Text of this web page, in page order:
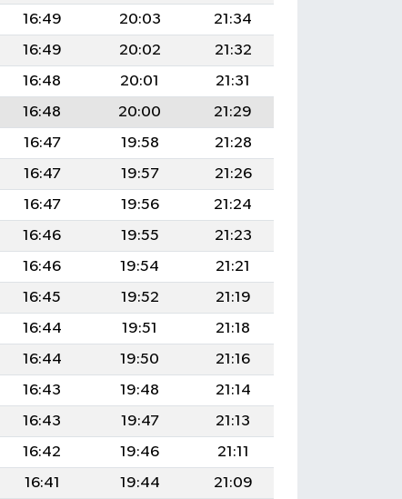
16:49 20:03
21:34
16:49 20:02
21:32
16:48 20:01
21:31
16:48 20:00
21:29
16:47 19:58
21:28
16:47 19:57
21:26
16:47 19:56
21:24
16:46 19:55
21:23
16:46 19:54
21:21
16:45 19:52
21:19
16:44 19:51
21:18
16:44 19:50
21:16
16:43 19:48
21:14
16:43 19:47
21:13
16:42 19:46
21:11
16:41 19:44
21:09